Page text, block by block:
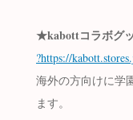
★kabottコラボグ
?https://
海外の方向けに学
ます。